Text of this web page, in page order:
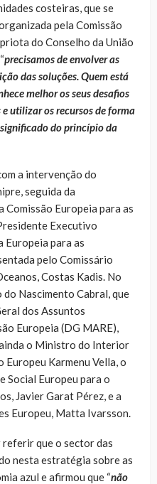
costeiras, que se
pela Comissão
do Conselho da União
precisamos de envolver as
das soluções. Quem está
melhor os seus desafios
utilizar os recursos de forma
do princípio da
a intervenção do
seguida da
Europeia para as
Executivo
para as
pelo Comissário
Costas Kadis. No
Nascimento Cabral, que
dos Assuntos
Europeia (DG MARE),
o Ministro do Interior
Karmenu Vella, o
Social Europeu para o
Javier Garat Pérez, e a
Europeu, Matta Ivarsson.
que o sector das
nesta estratégia sobre as
azul e afirmou que “não